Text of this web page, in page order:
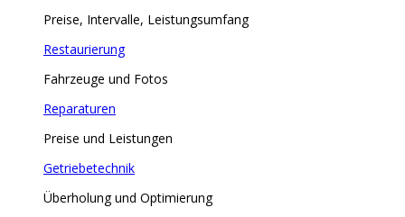
Preise, Intervalle, Leistungsumfang
Restaurierung
Fahrzeuge und Fotos
Reparaturen
Preise und Leistungen
Getriebetechnik
Überholung und Optimierung